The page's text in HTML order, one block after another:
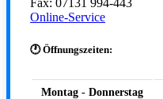
Fax: 07131 994-443
Online-Service
🕐 Öffnungszeiten:
Montag - Donnerstag